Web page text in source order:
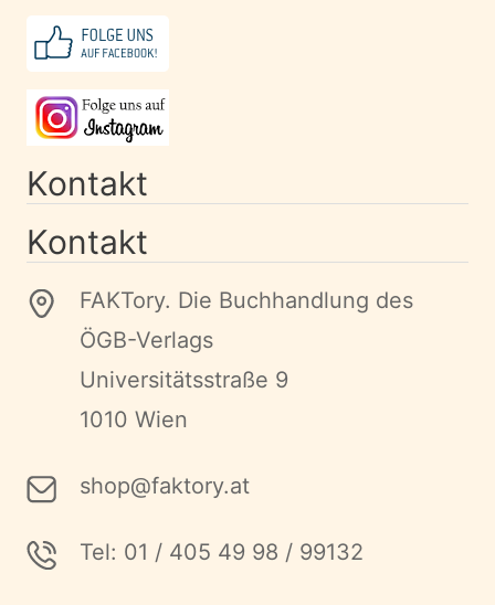
Kontakt
Kontakt
FAKTory. Die Buchhandlung des
ÖGB-Verlags
Universitätsstraße 9
1010 Wien
shop@faktory.at
Tel: 01 / 405 49 98 / 99132